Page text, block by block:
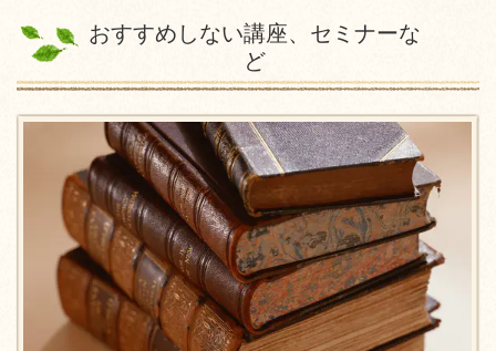
おすすめしない講座、セミナーな
ど